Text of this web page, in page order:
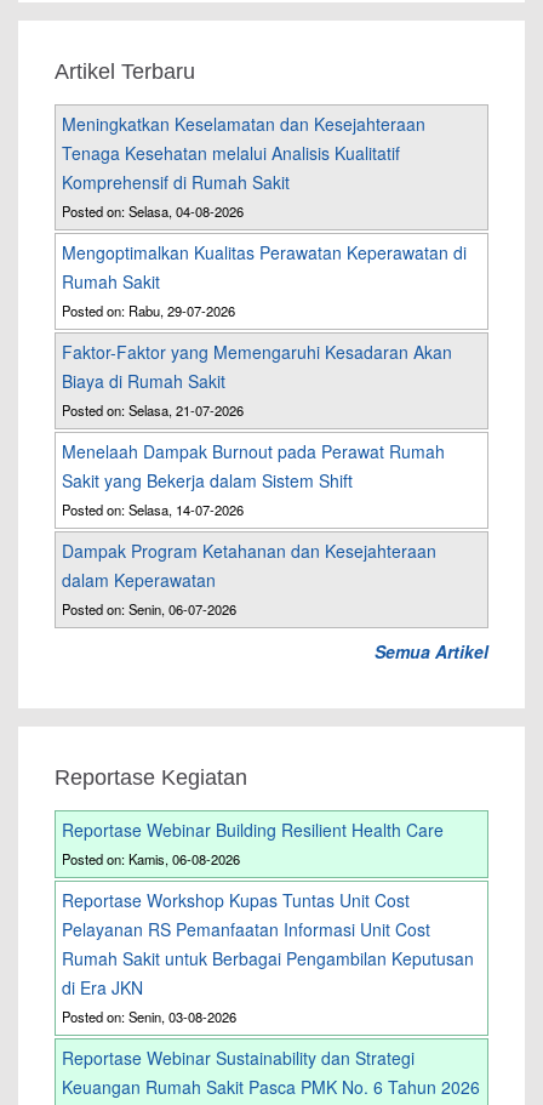
Artikel Terbaru
Meningkatkan Keselamatan dan Kesejahteraan
Tenaga Kesehatan melalui Analisis Kualitatif
Komprehensif di Rumah Sakit
Posted on: Selasa, 04-08-2026
Mengoptimalkan Kualitas Perawatan Keperawatan di
Rumah Sakit
Posted on: Rabu, 29-07-2026
Faktor-Faktor yang Memengaruhi Kesadaran Akan
Biaya di Rumah Sakit
Posted on: Selasa, 21-07-2026
Menelaah Dampak Burnout pada Perawat Rumah
Sakit yang Bekerja dalam Sistem Shift
Posted on: Selasa, 14-07-2026
Dampak Program Ketahanan dan Kesejahteraan
dalam Keperawatan
Posted on: Senin, 06-07-2026
Semua Artikel
Reportase Kegiatan
Reportase Webinar Building Resilient Health Care
Posted on: Kamis, 06-08-2026
Reportase Workshop Kupas Tuntas Unit Cost
Pelayanan RS Pemanfaatan Informasi Unit Cost
Rumah Sakit untuk Berbagai Pengambilan Keputusan
di Era JKN
Posted on: Senin, 03-08-2026
Reportase Webinar Sustainability dan Strategi
Keuangan Rumah Sakit Pasca PMK No. 6 Tahun 2026